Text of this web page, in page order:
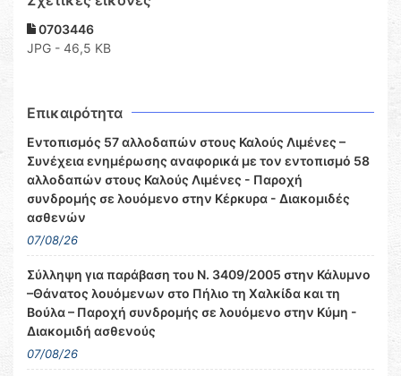
0703446
JPG - 46,5 KB
Επικαιρότητα
Εντοπισμός 57 αλλοδαπών στους Καλούς Λιμένες –
Συνέχεια ενημέρωσης αναφορικά με τον εντοπισμό 58
αλλοδαπών στους Καλούς Λιμένες - Παροχή
συνδρομής σε λουόμενο στην Κέρκυρα - Διακομιδές
ασθενών
07/08/26
Σύλληψη για παράβαση του Ν. 3409/2005 στην Κάλυμνο
–Θάνατος λουόμενων στο Πήλιο τη Χαλκίδα και τη
Βούλα – Παροχή συνδρομής σε λουόμενο στην Κύμη -
Διακομιδή ασθενούς
07/08/26